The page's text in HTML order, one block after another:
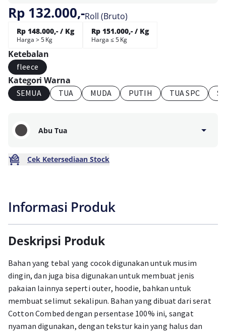
Rp 132.000,-Roll (Bruto)
Rp 148.000,- / Kg
Harga > 5 Kg
Rp 151.000,- / Kg
Harga ≤ 5 Kg
Ketebalan
fleece
Kategori Warna
SEMUA TUA MUDA PUTIH TUA SPC
Abu Tua
Cek Ketersediaan Stock
Informasi Produk
Deskripsi Produk
Bahan yang tebal yang cocok digunakan untuk musim
dingin, dan juga bisa digunakan untuk membuat jenis
pakaian lainnya seperti outer, hoodie, bahkan untuk
membuat selimut sekalipun. Bahan yang dibuat dari serat
Cotton Combed dengan persentase 100% ini, sangat
nyaman digunakan, dengan tekstur kain yang halus dan